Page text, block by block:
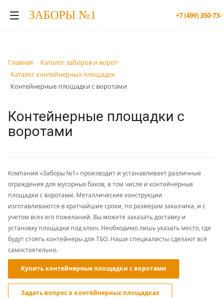
ЗАБОРЫ №1 +7 (499) 350-
Главная
Каталог заборов и ворот
Каталог контейнерных площадок
Контейнерные площадки с воротами
Контейнерные площадки с
воротами
Компания «Заборы №1» производит и устанавливает различные
ограждения для мусорных баков, в том числе и контейнерные
площадки с воротами. Металлические конструкции
изготавливаются в кратчайшие сроки, по размерам заказчика, и с
учетом всех его пожеланий. Вы можете заказать доставку и
установку площадки под ключ. Необходимо лишь указать место, где
будут стоять контейнеры для ТБО. Наши специалисты сделают всё
самостоятельно.
Купить контейнерные площадки с воротами
Задать вопрос о контейнерных площадках